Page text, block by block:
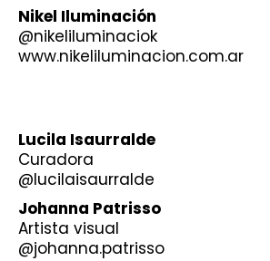
Nikel Iluminación
@nikeliluminaciok
www.nikeliluminacion.com.ar
Lucila Isaurralde
Curadora
@lucilaisaurralde
Johanna Patrisso
Artista visual
@johanna.patrisso